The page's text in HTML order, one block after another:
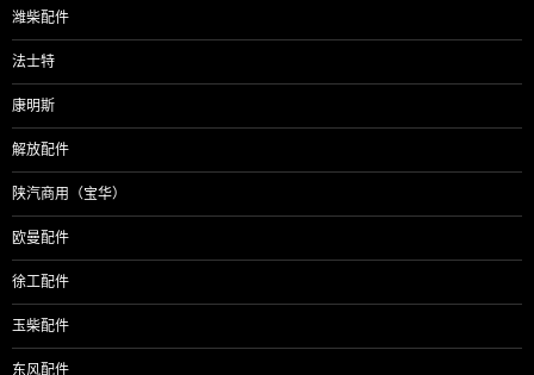
潍柴配件
法士特
康明斯
解放配件
陕汽商用（宝华）
欧曼配件
徐工配件
玉柴配件
东风配件